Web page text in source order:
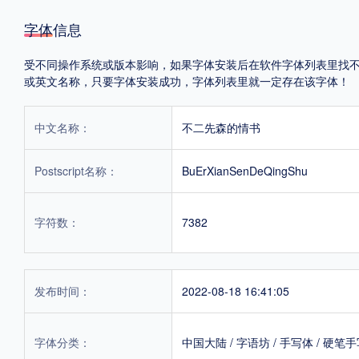
字体信息
受不同操作系统或版本影响，如果字体安装后在软件字体列表里
或英文名称，只要字体安装成功，字体列表里就一定存在该字体！
中文名称： 不二先森的情书
Postscript名称： BuErXianSenDeQingShu
字符数： 7382
发布时间： 2022-08-18 16:41:05
字体分类： 中国大陆 / 字语坊 / 手写体 / 硬笔